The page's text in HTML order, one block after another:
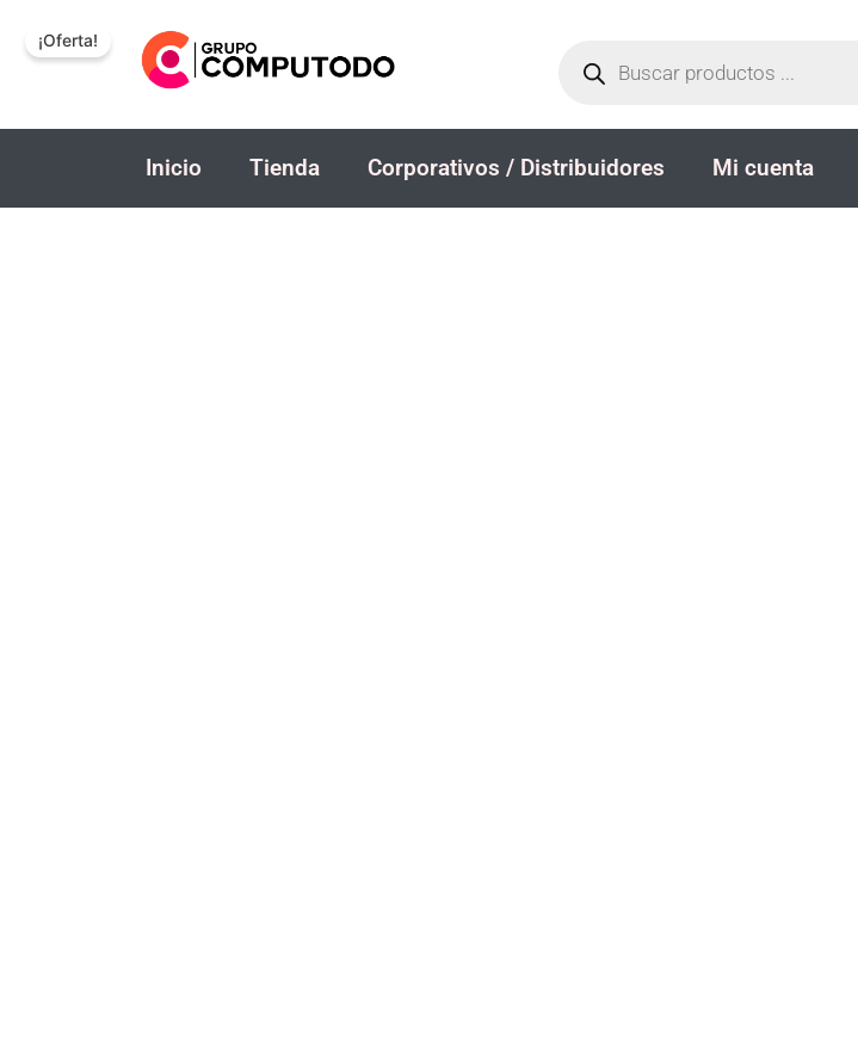
productos
Inicio Tienda Corporativos / Distribuidores Mi cuenta
¡Oferta!